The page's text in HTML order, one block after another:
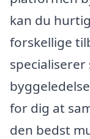
kan du
forskellige
for dig at
den bedst